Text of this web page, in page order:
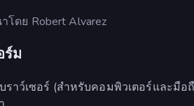
โดย Robert Alvarez
ม
บราว์เซอร์ (สำหรับคอมพิวเตอร์และมือ